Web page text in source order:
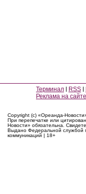
Терминал RSS
Реклама на сайте
Copyright (c) «Ореанда-
При перепечатке или
Новости» обязательна.
Выдано Федеральной службой
коммуникаций | 18+